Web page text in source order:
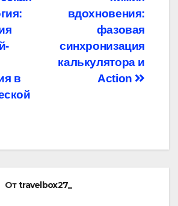
вдохновения:
фазовая
синхронизация
калькулятора и
Action
в
Отtravelbox27_